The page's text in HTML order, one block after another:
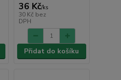
36 Kč/ks
30 Kč bez
DPH
Přidat do košíku